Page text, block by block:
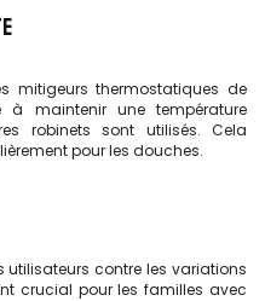
mitigeurs thermostatiques de
maintenir une température
robinets sont utilisés. Cela
pour les douches.
contre les variations
crucial pour les familles avec